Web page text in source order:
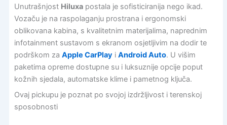
Unutrašnjost Hiluxapostala je sofisticiranija nego ikad.
Vozaču je na raspolaganju prostrana i ergonomski
oblikovana kabina, s kvalitetnim materijalima, naprednim
infotainment sustavom s ekranom osjetljivim na dodir te
podrškom za Apple CarPlayi Android Auto. U višim
paketima opreme dostupne su i luksuznije opcije poput
kožnih sjedala, automatske klime i pametnog ključa.
Ovaj pickupu je poznat po svojoj izdržljivost i terenskoj
sposobnosti